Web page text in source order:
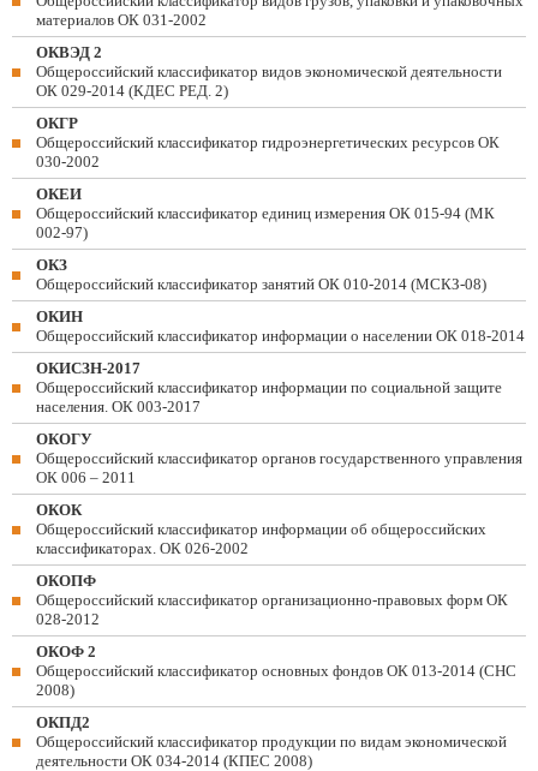
материалов ОК 031-2002
ОКВЭД 2
Общероссийский классификатор видов экономической деятельности
ОК 029-2014 (КДЕС РЕД. 2)
ОКГР
Общероссийский классификатор гидроэнергетических ресурсов ОК
030-2002
ОКЕИ
Общероссийский классификатор единиц измерения ОК 015-94 (МК
002-97)
ОКЗ
Общероссийский классификатор занятий ОК 010-2014 (МСКЗ-08)
ОКИН
Общероссийский классификатор информации о населении ОК 018-2014
ОКИСЗН-2017
Общероссийский классификатор информации по социальной защите
населения. ОК 003-2017
ОКОГУ
Общероссийский классификатор органов государственного управления
ОК 006 – 2011
ОКОК
Общероссийский классификатор информации об общероссийских
классификаторах. ОК 026-2002
ОКОПФ
Общероссийский классификатор организационно-правовых форм ОК
028-2012
ОКОФ 2
Общероссийский классификатор основных фондов ОК 013-2014 (СНС
2008)
ОКПД2
Общероссийский классификатор продукции по видам экономической
деятельности ОК 034-2014 (КПЕС 2008)